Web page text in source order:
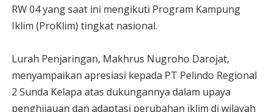
RW 04 yang saat ini mengikuti Program Kampung
Iklim (ProKlim) tingkat nasional.
Lurah Penjaringan, Makhrus Nugroho Darojat,
menyampaikan apresiasi kepada PT Pelindo Regional
2 Sunda Kelapa atas dukungannya dalam upaya
penghijauan dan adaptasi perubahan iklim di wilayah